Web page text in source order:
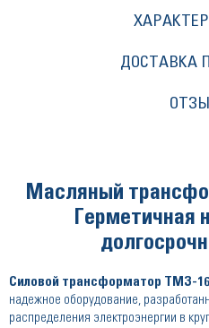
ДОСТАВКА
Масляный
Герметичная
Силовой трансформатор ТМЗ-
надежное оборудование,
распределения электроэнергии в